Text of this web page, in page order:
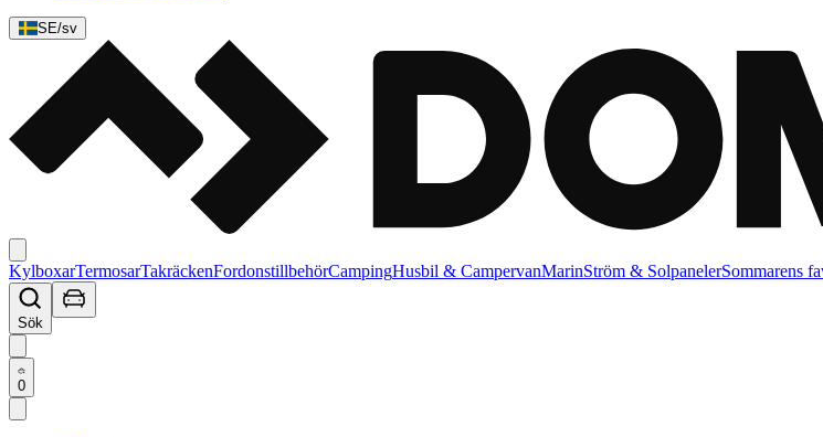
SE/sv
KylboxarTermosarTakräckenFordonstillbehörCampingHusbil & CampervanMarinStröm & SolpanelerSommarens
Sök
0